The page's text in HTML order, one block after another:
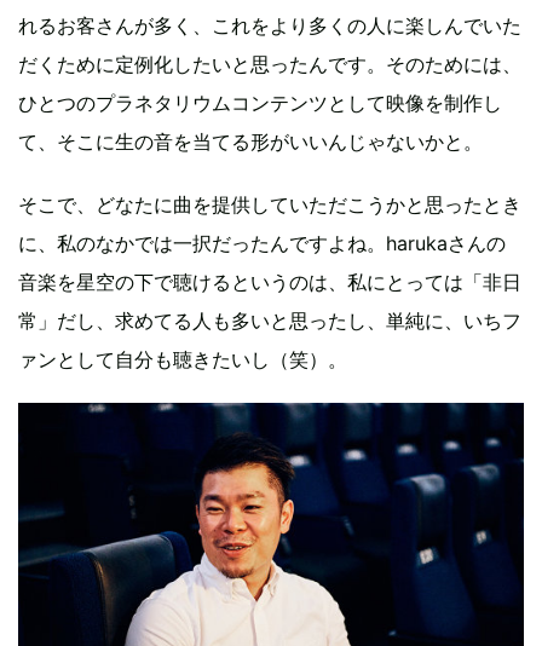
れるお客さんが多く、これをより多くの人に楽しんでいた
だくために定例化したいと思ったんです。そのためには、
ひとつのプラネタリウムコンテンツとして映像を制作し
て、そこに生の音を当てる形がいいんじゃないかと。
そこで、どなたに曲を提供していただこうかと思ったとき
に、私のなかでは一択だったんですよね。harukaさんの
音楽を星空の下で聴けるというのは、私にとっては「非日
常」だし、求めてる人も多いと思ったし、単純に、いちフ
ァンとして自分も聴きたいし（笑）。